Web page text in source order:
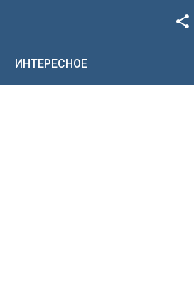
Google+
ИНТЕРЕСНОЕ